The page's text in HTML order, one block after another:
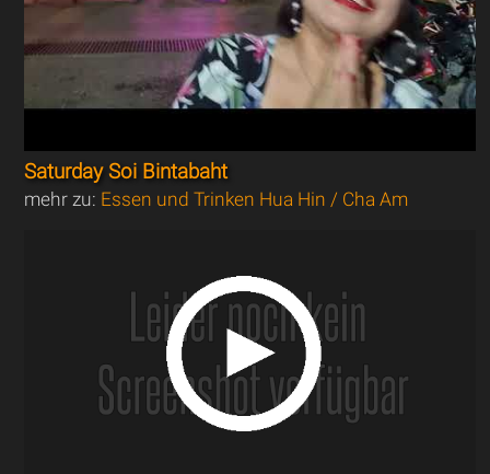
Saturday Soi Bintabaht
mehr zu: Essen und Trinken Hua Hin / Cha Am